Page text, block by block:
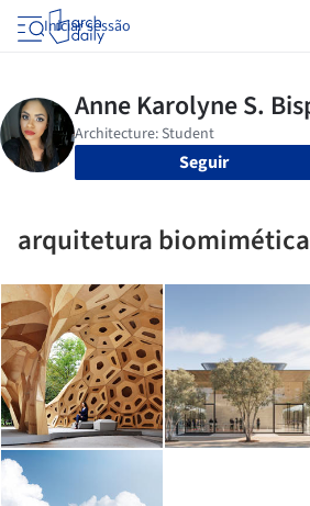
Iniciar sessão
Seguir
arquitetura biomimética